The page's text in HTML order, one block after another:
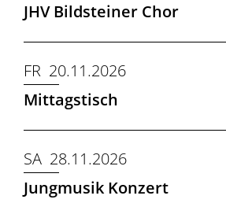
JHV Bildsteiner Chor
FR 20.11.2026
Mittagstisch
SA 28.11.2026
Jungmusik Konzert